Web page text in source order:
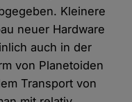
Kleinere
neuer Hardware
auch in der
von Planetoiden
Transport von